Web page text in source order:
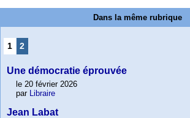
Dans la même rubrique
1 2
Une démocratie éprouvée
le 20 février 2026
par Libraire
Jean Labat